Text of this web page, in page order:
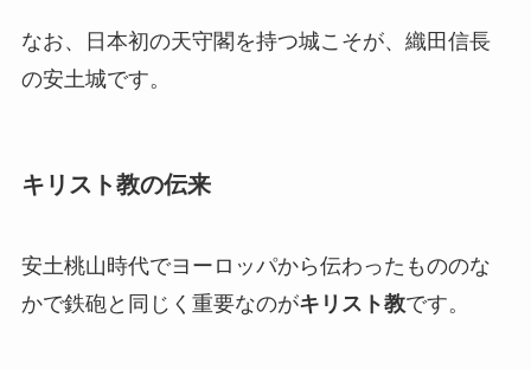
なお、日本初の天守閣を持つ城こそが、織田信長
の安土城です。
キリスト教の伝来
安土桃山時代でヨーロッパから伝わったもののな
かで鉄砲と同じく重要なのがキリスト教です。